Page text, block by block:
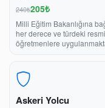
240₺205₺
Milli Eğitim Bakanlığına
her derece ve türdeki
öğretmenlere
Askeri Yolcu